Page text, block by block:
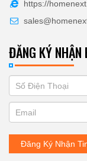
https://
ĐĂNG KÝ NHẬN
ĐĂNG
KÝ
NHẬN
BẢN
you
are
human,
leave
this
Đăng Ký Nhận